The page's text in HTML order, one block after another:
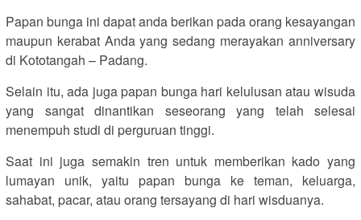
Papan bunga ini dapat anda berikan pada orang kesayangan
maupun kerabat Anda yang sedang merayakan anniversary
di Kototangah – Padang.
Selain itu, ada juga papan bunga hari kelulusan atau wisuda
yang sangat dinantikan seseorang yang telah selesai
menempuh studi di perguruan tinggi.
Saat ini juga semakin tren untuk memberikan kado yang
lumayan unik, yaitu papan bunga ke teman, keluarga,
sahabat, pacar, atau orang tersayang di hari wisduanya.